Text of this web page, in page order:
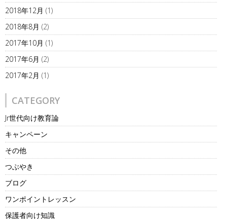
2018年12月 (1)
2018年8月 (2)
2017年10月 (1)
2017年6月 (2)
2017年2月 (1)
CATEGORY
Jr世代向け教育論
キャンペーン
その他
つぶやき
ブログ
ワンポイントレッスン
保護者向け知識